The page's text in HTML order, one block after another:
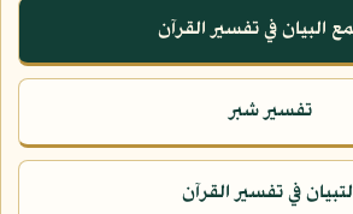
البيان في تفسير القرآن
تفسير شبر
في تفسير القرآن